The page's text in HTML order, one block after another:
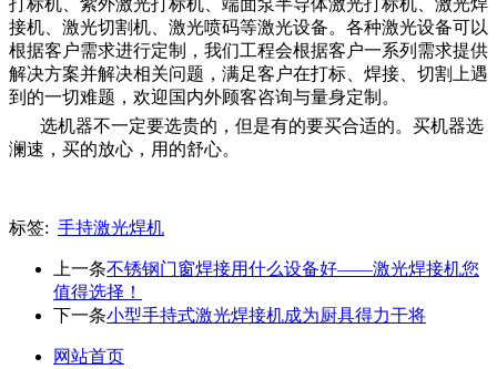
打标机、紫外激光打标机、端面泵半导体激光打标机、激光焊
接机、激光切割机、激光喷码等激光设备。各种激光设备可以
根据客户需求进行定制，我们工程会根据客户一系列需求提供
解决方案并解决相关问题，满足客户在打标、焊接、切割上遇
到的一切难题，欢迎国内外顾客咨询与量身定制。
选机器不一定要选贵的，但是有的要买合适的。买机器选
澜速，买的放心，用的舒心。
标签: 手持激光焊机
上一条不锈钢门窗焊接用什么设备好——激光焊接机您
值得选择！
下一条小型手持式激光焊接机成为厨具得力干将
网站首页